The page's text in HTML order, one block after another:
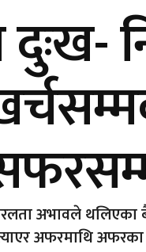
अभावले थलिएका
अफरमाथि